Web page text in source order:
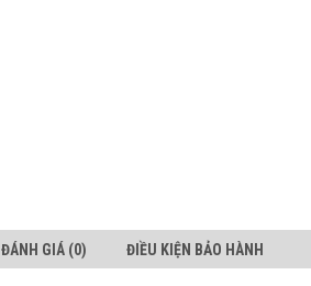
ĐÁNH GIÁ (0) ĐIỀU KIỆN BẢO HÀNH